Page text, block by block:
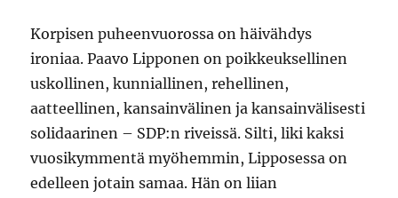
Korpisen puheenvuorossa on häivähdys
ironiaa. Paavo Lipponen on poikkeuksellinen
uskollinen, kunniallinen, rehellinen,
aatteellinen, kansainvälinen ja kansainvälisesti
solidaarinen – SDP:n riveissä. Silti, liki kaksi
vuosikymmentä myöhemmin, Lipposessa on
edelleen jotain samaa. Hän on liian